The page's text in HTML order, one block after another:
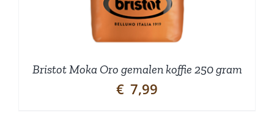
Bristot Moka Oro gemalen koffie 250 gram
€ 7,99